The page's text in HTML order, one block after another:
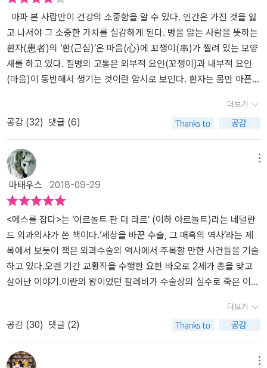
어떤가? 또 그런 암울한 시기를 거쳐 오늘날에는 인체에서 수술로 고
칠 수 없는 곳은 척수와 시신경밖에 없는 수준까지 의학이 발전하고
원격 수술이 이루어지는 데다 수백 볼트의 전기가 수술에 사용된다는
사실도 말이다. 또 이 책이 단순히 유명 인물들의 흥미로운 일화 모음
이 아니라 수술의 역사를 유기적으로 보여 주는 단단한 역사서로 자
리 잡을 수 있는 이유는 고통을 겪는 인간의 모습과 그 고통을 방관하
지 않는 의사들의 모습을 깊이 있게 들여다보는 저자의 시선 때문이
다. 특히 이 책의 많은 부분에서 외과 의사라는 존재에 대한 저자의 고
민을 엿볼 수 있는데, 한편으로는 외과 의사라는 직업에 대한 자부심
이 엿보이기도 하지만 한편으로는 잘못된 지식과 신중하지 못한 태도
로 오히려 환자들에게 해가 되는 행동을 했던 의사들에 대한 자조 섞
인 평가도 담고 있다. 이 책을 읽고 나면 우리의 몸에 대한 새로운 이
해를 하게 됨은 물론 병을 다루는 사람들과 그들의 손을 거치는 사람
들이 달리 보이는 경험을 하게 될 것이다. 의학의 역사가 지금까지 수
많은 변곡점을 거치며 흘러왔듯이 앞으로는 어떤 인상적인 순간들이
우리를 기다리고 있을지 기대를 갖게 하는 책이다.
아파 본 사람만이 건강의 소중함을 알 수 있다. 인간은 가진 것을 잃
고 나서야 그 소중한 가치를 실감하게 된다. 병을 앓는 사람을 뜻하는
환자(患者)의 ‘환(근심)’은 마음(心)에 꼬챙이(串)가 찔려 있는 모양
새를 하고 있다. 질병의 고통은 외부적 요인(꼬챙이)과 내부적 요인
(마음)이 동반해서 생기는 것이란 암시로 보인다. 환자는 몸만 아픈
벌인다. 종교의 영역에서 고통은 성스러움을 상징하기도 한다. 기독
교가 보는 몸은 위험한 욕망으로 가득한 덩어리로, 자기 정화를 통해
성스러워져야 하는 대상이다. 십자가에 못 박히면서까지 사랑을 실천
한 예수의 고통을 바라보는, 타락한 인간은 자신의 몸을 정화해 영적
치유를 얻는다. 그러나 근대로 접어들고 과학이 발전하면서 이러한
질병의 중세적 관점이 조금씩 사라지기 시작했다. 신이나 초월적 의
미로 신비화했던 몸이 과학적 연구의 대상이 된 것이다. 몸속 장기와
조직, 세균의 실체를 탐색하기 시작한 근대 의학은 질병의 고통을 줄
이거나 아예 없애는 방법을 찾았다. 이로써 외과 의사들은 완치율이
높은 수술을 할 수 있게 됐다. 네덜란드 현직 외과 의사가 쓴 《메스를
잡다》는 원시적인 방광결석 제거술에서 긴박감 넘치는 JFK(존 F. 케
네디) 미국 전 대통령의 응급실 현장까지 과거 · 현재 · 미래의 외과술
은 시행착오를 거듭하며 발달했다는 점을 알 수 있다. 18세기만 해도
외과 의사는 ‘뼈를 자르는 사람’으로 불리며 멸시를 받았다. 외과 수술
은 이발소에서 이뤄졌는데, 무시무시한 칼질을 하던 외과 의사의 모
습은 푸주한과 다르지 않았다. 네덜란드의 대장장이는 칼 하나만 가
더보기
공감 (32) 댓글 (6)
마태우스 2018-09-29
<메스를 잡다>는 ‘아르놀트 판 더 라르’ (이하 아르놀트)라는 네덜란
드 외과의사가 쓴 책이다.‘세상을 바꾼 수술, 그 매혹의 역사’라는 제
목에서 보듯이 책은 외과수술의 역사에서 주목할 만한 사건들을 기술
하고 있다.오랜 기간 교황직을 수행한 요한 바오로 2세가 총을 맞고
살아난 이야기.이란의 왕이었던 팔레비가 수술상의 실수로 죽은 이야
쯤 들어봤을 인물들이 겪었던, 수술과 관련된 사건이 책을 가득 메우
고 있다. 수술이란 환자의 몸을 절개하고 들어가 그 안에 있는 병소를
제거하는 것,몸에 칼을 대는 그 순간부터 외부에 있는 세균들이 침투
하기 위해 호시탐탐 기회를 엿본다.당연히 수술실은 멸균된 상태여야
더보기
공감 (30) 댓글 (2)